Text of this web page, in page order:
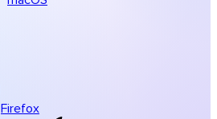
Firefox